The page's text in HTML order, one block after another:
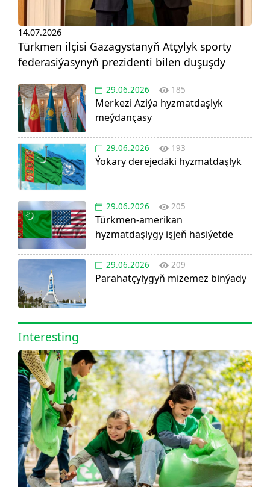
14.07.2026
Türkmen ilçisi Gazagystanyň Atçylyk sporty
federasiýasynyň prezidenti bilen duşuşdy
29.06.2026 185
Merkezi Aziýa hyzmatdaşlyk
meýdançasy
29.06.2026 193
Ýokary derejedäki hyzmatdaşlyk
29.06.2026 205
Türkmen-amerikan
hyzmatdaşlygy işjeň häsiýetde
29.06.2026 209
Parahatçylygyň mizemez binýady
Interesting